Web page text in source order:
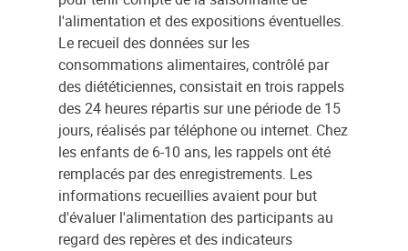
l'alimentation et des expositions éventuelles.
Le recueil des données sur les
consommations alimentaires, contrôlé par
des diététiciennes, consistait en trois rappels
des 24 heures répartis sur une période de 15
jours, réalisés par téléphone ou internet. Chez
les enfants de 6-10 ans, les rappels ont été
remplacés par des enregistrements. Les
informations recueillies avaient pour but
d'évaluer l'alimentation des participants au
regard des repères et des indicateurs